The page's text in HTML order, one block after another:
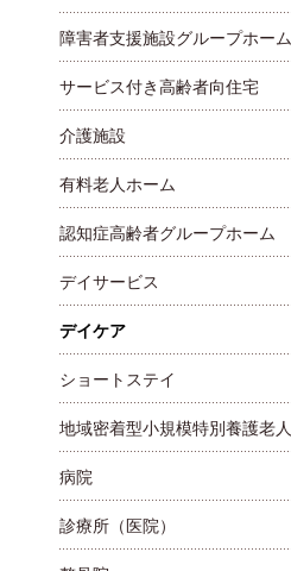
障害者支援施設グループホーム
サービス付き高齢者向住宅
介護施設
有料老人ホーム
認知症高齢者グループホーム
デイサービス
デイケア
ショートステイ
地域密着型小規模特別養護老人
病院
診療所（医院）